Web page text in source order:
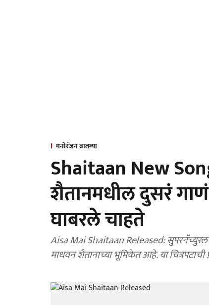
मनोरंजन बातम्या
Shaitaan New
शैतानमधील दुसरं
घाबरले चाहते
Aisa Mai Shaitaan Released: सुपरनॅच्युरल
माधवन शैतानाच्या भूमिकेत आहे. या